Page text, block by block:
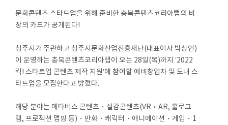
문화콘텐츠 스타트업을 위해 준비한 충북콘텐츠코리아랩의 비
장의 카드가 공개된다!
청주시가 주관하고 청주시문화산업진흥재단(대표이사 박상언)
이 운영하는 충북콘텐츠코리아랩이 오는 28일(목)까지 ‘2022
킥! 스타트업 콘텐츠 제작 지원’에 참여할 예비창업자 및 도내 스
타트업을 모집한다고 밝혔다.
해당 분야는 메타버스 콘텐츠・실감콘텐츠(VR‧AR, 홀로그
램, 프로젝션 맵핑 등)・만화・캐릭터・애니메이션・게임・1